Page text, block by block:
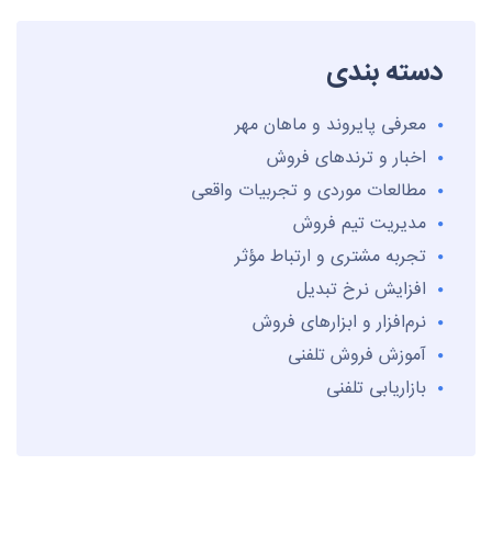
دسته بندی
معرفی پایروند و ماهان مهر
اخبار و ترندهای فروش
مطالعات موردی و تجربیات واقعی
مدیریت تیم فروش
تجربه مشتری و ارتباط مؤثر
افزایش نرخ تبدیل
نرم‌افزار و ابزارهای فروش
آموزش فروش تلفنی
بازاریابی تلفنی